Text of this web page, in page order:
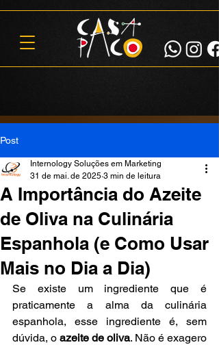
Post
A Importância do Azeite
de Oliva na Culinária
Espanhola (e Como Usar
Mais no Dia a Dia)
Internology Soluções em Marketing
31 de mai. de 2025 3 min de leitura
Se existe um ingrediente que é
praticamente a alma da culinária
espanhola, esse ingrediente é, sem
dúvida, o azeite de oliva. Não é exagero